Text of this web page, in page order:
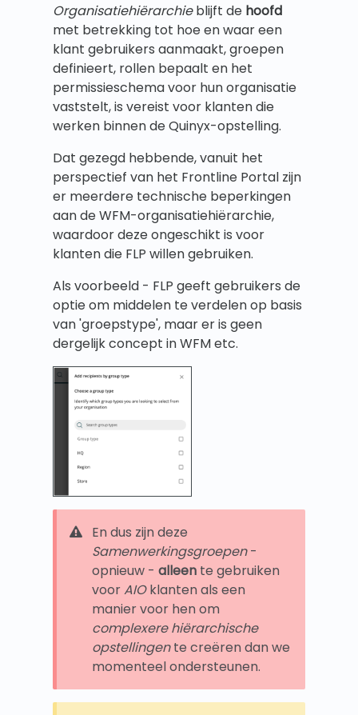
Organisatiehiërarchieblijft de hoofd
met betrekking tot hoe en waar een
klant gebruikers aanmaakt, groepen
definieert, rollen bepaalt en het
permissieschema voor hun organisatie
vaststelt, is vereist voor klanten die
werken binnen de Quinyx-opstelling.
Dat gezegd hebbende, vanuit het
perspectief van het Frontline Portal zijn
er meerdere technische beperkingen
aan de WFM-organisatiehiërarchie,
waardoor deze ongeschikt is voor
klanten die FLP willen gebruiken.
Als voorbeeld - FLP geeft gebruikers de
optie om middelen te verdelen op basis
van 'groepstype', maar er is geen
dergelijk concept in WFM etc.
En dus zijn deze
Samenwerkingsgroepen-
opnieuw - alleen te gebruiken
voorAIOklanten als een
manier voor hen om
complexere hiërarchische
opstellingente creëren dan we
momenteel ondersteunen.